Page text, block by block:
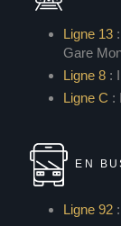
Ligne 13
Gare
Ligne 8 :
Ligne C :
EN
Ligne 92